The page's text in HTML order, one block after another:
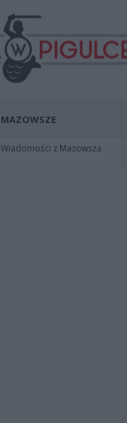
MAZOWSZE
Wiadomości z Mazowsza